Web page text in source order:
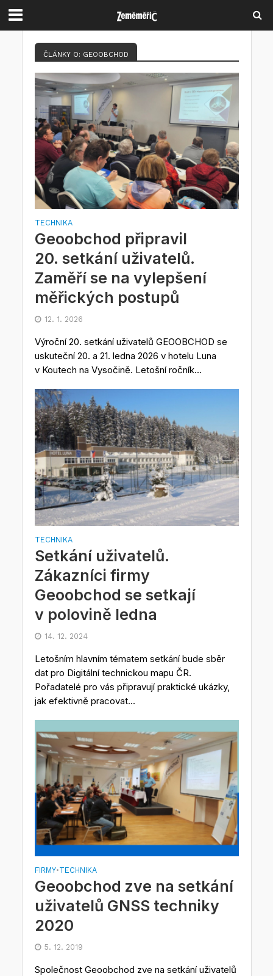
ČLÁNKY O: GEOOBCHOD
TECHNIKA
Geoobchod připravil
20. setkání uživatelů.
Zaměří se na vylepšení
měřických postupů
12. 1. 2026
Výroční 20. setkání uživatelů GEOOBCHOD se
uskuteční 20. a 21. ledna 2026 v hotelu Luna
v Koutech na Vysočině. Letošní ročník...
TECHNIKA
Setkání uživatelů.
Zákazníci firmy
Geoobchod se setkají
v polovině ledna
14. 12. 2024
Letošním hlavním tématem setkání bude sběr
dat pro Digitální technickou mapu ČR.
Pořadatelé pro vás připravují praktické ukázky,
jak efektivně pracovat...
FIRMY•TECHNIKA
Geoobchod zve na setkání
uživatelů GNSS techniky
2020
5. 12. 2019
Společnost Geoobchod zve na setkání uživatelů